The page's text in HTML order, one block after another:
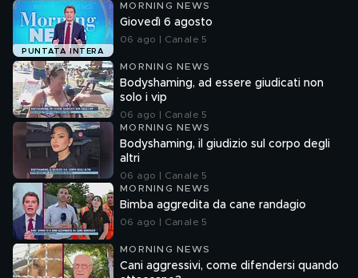
PUNTATA INTERA
MORNING NEWS
Giovedì 6 agosto
06 ago | Canale 5
MORNING NEWS
Bodyshaming, ad essere giudicati non
solo i vip
06 ago | Canale 5
MORNING NEWS
Bodyshaming, il giudizio sul corpo degli
altri
06 ago | Canale 5
MORNING NEWS
Bimba aggredita da cane randagio
06 ago | Canale 5
MORNING NEWS
Cani aggressivi, come difendersi quando